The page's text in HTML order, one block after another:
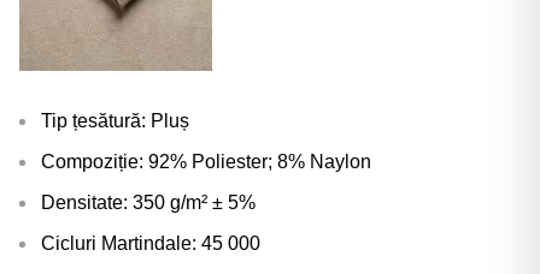
Tip țesătură: Pluș
Compoziție: 92% Poliester; 8% Naylon
Densitate: 350 g/m² ± 5%
Cicluri Martindale: 45 000